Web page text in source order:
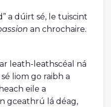
a dúirt sé, le tuiscint
an chrochaire.
leath-leathscéal ná
liom go raibh a
eile a
gceathrú lá déag,